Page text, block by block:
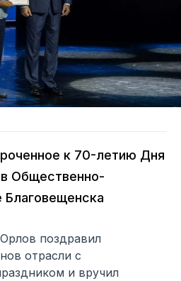
к 70-летию Дня
Общественно-
Благовещенска
поздравил
отрасли с
и вручил